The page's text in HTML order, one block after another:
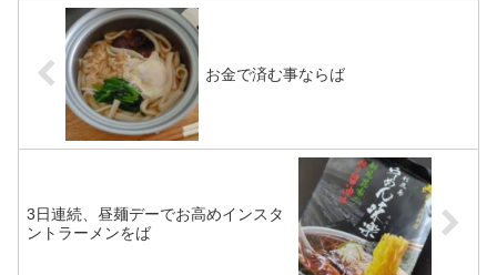
お金で済む事ならば
3日連続、昼麺デーでお高めインスタ
ントラーメンをば